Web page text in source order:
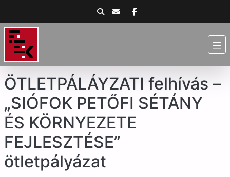
ÖTLETPÁLÁYZATI felhívás –
„SIÓFOK PETŐFI SÉTÁNY
ÉS KÖRNYEZETE
FEJLESZTÉSE”
ötletpályázat